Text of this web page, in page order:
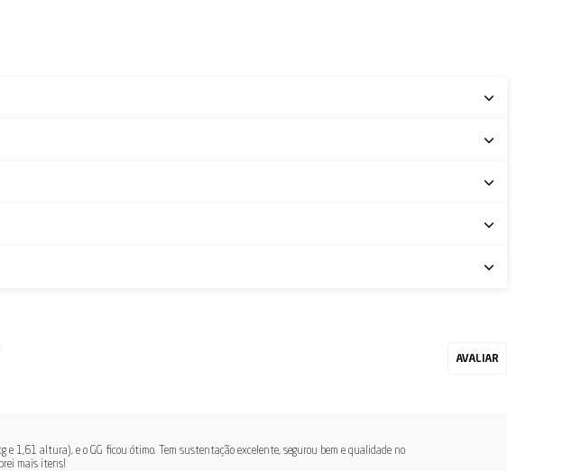
e 1,61 altura), e o GG ficou ótimo. Tem sustentação excelente, segurou bem e qualidade no
mais itens!